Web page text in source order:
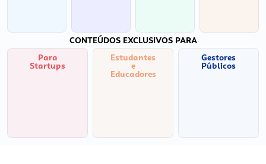
CONTEÚDOS EXCLUSIVOS PARA
Para
Startups
Estudantes
e
Educadores
Gestores
Públicos